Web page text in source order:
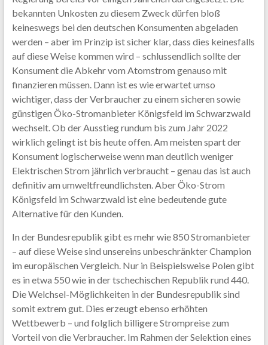
bekannten Unkosten zu diesem Zweck dürfen bloß
keineswegs bei den deutschen Konsumenten abgeladen
werden – aber im Prinzip ist sicher klar, dass dies keinesfalls
auf diese Weise kommen wird – schlussendlich sollte der
Konsument die Abkehr vom Atomstrom genauso mit
finanzieren müssen. Dann ist es wie erwartet umso
wichtiger, dass der Verbraucher zu einem sicheren sowie
günstigen Öko-Stromanbieter Königsfeld im Schwarzwald
wechselt. Ob der Ausstieg rundum bis zum Jahr 2022
wirklich gelingt ist bis heute offen. Am meisten spart der
Konsument logischerweise wenn man deutlich weniger
Elektrischen Strom jährlich verbraucht – genau das ist auch
definitiv am umweltfreundlichsten. Aber Öko-Strom
Königsfeld im Schwarzwald ist eine bedeutende gute
Alternative für den Kunden.
In der Bundesrepublik gibt es mehr wie 850 Stromanbieter
– auf diese Weise sind unsereins unbeschränkter Champion
im europäischen Vergleich. Nur in Beispielsweise Polen gibt
es in etwa 550 wie in der tschechischen Republik rund 440.
Die Welchsel-Möglichkeiten in der Bundesrepublik sind
somit extrem gut. Dies erzeugt ebenso erhöhten
Wettbewerb – und folglich billigere Strompreise zum
Vorteil von die Verbraucher. Im Rahmen der Selektion eines